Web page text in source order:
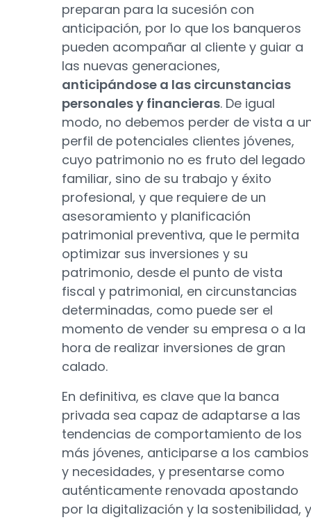
preparan para la sucesión con
anticipación, por lo que los banqueros
pueden acompañar al cliente y guiar a
las nuevas generaciones,
anticipándose a las circunstancias
personales y financieras. De igual
modo, no debemos perder de vista a
perfil de potenciales clientes jóvenes,
cuyo patrimonio no es fruto del legado
familiar, sino de su trabajo y éxito
profesional, y que requiere de un
asesoramiento y planificación
patrimonial preventiva, que le permita
optimizar sus inversiones y su
patrimonio, desde el punto de vista
fiscal y patrimonial, en circunstancias
determinadas, como puede ser el
momento de vender su empresa o a la
hora de realizar inversiones de gran
calado.
En definitiva, es clave que la banca
privada sea capaz de adaptarse a las
tendencias de comportamiento de los
más jóvenes, anticiparse a los cambios
y necesidades, y presentarse como
auténticamente renovada apostando
por la digitalización y la sostenibilidad, y